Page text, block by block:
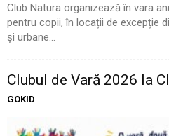
Club Natura organizează în vara
pentru copii, în locații de excepție
și urbane...
Clubul de Vară 2026 la
GOKID